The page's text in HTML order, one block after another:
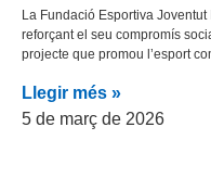
La Fundació Esportiva
reforçant el seu compromís
projecte que promou l’esport
Llegir més »
5 de març de 2026